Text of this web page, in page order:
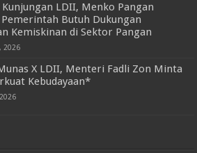
LDII, Menko Pangan
Pemerintah Butuh Dukungan
Kemiskinan di Sektor Pangan
2026
X LDII, Menteri Fadli Zon Minta
Kebudayaan*